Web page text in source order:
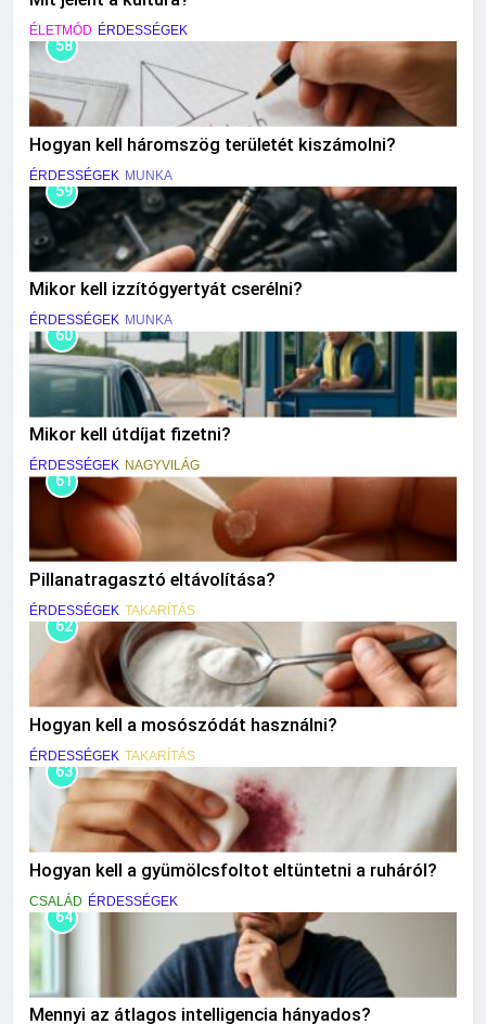
ÉLETMÓD ÉRDESSÉGEK
58
Hogyan kell háromszög területét kiszámolni?
ÉRDESSÉGEK MUNKA
59
Mikor kell izzítógyertyát cserélni?
ÉRDESSÉGEK MUNKA
60
Mikor kell útdíjat fizetni?
ÉRDESSÉGEK NAGYVILÁG
61
Pillanatragasztó eltávolítása?
ÉRDESSÉGEK TAKARÍTÁS
62
Hogyan kell a mosószódát használni?
ÉRDESSÉGEK TAKARÍTÁS
63
Hogyan kell a gyümölcsfoltot eltüntetni a ruháról?
CSALÁD ÉRDESSÉGEK
64
Mennyi az átlagos intelligencia hányados?